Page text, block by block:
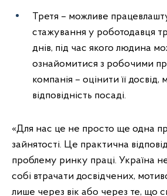
Третя – можливе
стажування у роботодавця
днів, під час якого людина
ознайомитися з робочими
компанія – оцінити її досвід,
відповідність посаді.
«Для нас це не просто ще одна
зайнятості. Це практична
проблему ринку праці. Україна
собі втрачати досвідчених,
лише через вік або через те, що